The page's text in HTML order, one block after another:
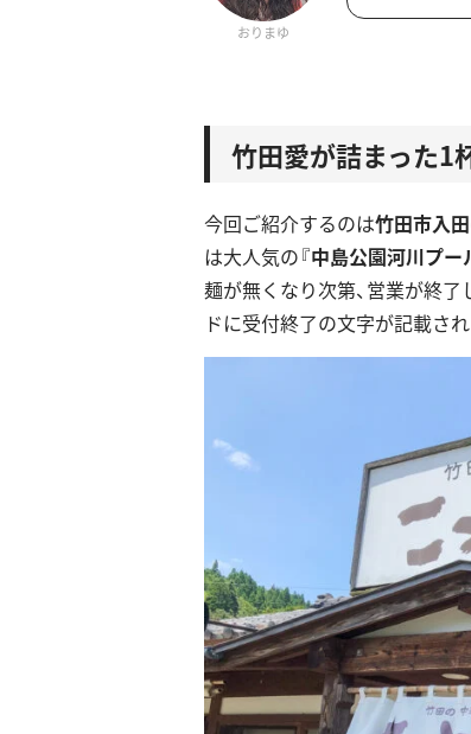
おりまゆ
竹田愛が詰まった1
今回ご紹介するのは竹田市入田
は大人気の『中島公園河川プー
麺が無くなり次第、営業が終
ドに受付終了の文字が記載され